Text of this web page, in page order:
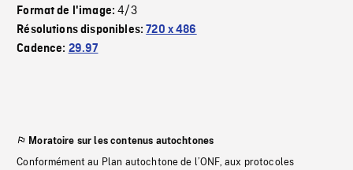
Format de l'image:4/3
Résolutions disponibles:720 x 486
Cadence: 29.97
Moratoire sur les contenus autochtones
Conformément au Plan autochtone de l’ONF, aux protocoles